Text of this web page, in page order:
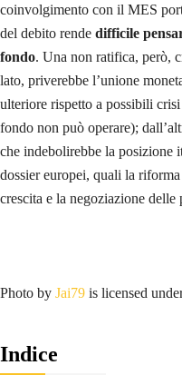
coinvolgimento con il MES
del debito rende difficile
fondo. Una non ratifica, però,
lato, priverebbe l’unione
ulteriore rispetto a possibili
fondo non può operare);
che indebolirebbe la posizione
dossier europei, quali la
crescita e la negoziazione
Photo by Jai79 is licensed
Indice